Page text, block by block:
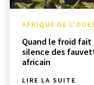
AFRIQUE DE
Quand le froid fait
silence des
africain
LIRE LA SUITE